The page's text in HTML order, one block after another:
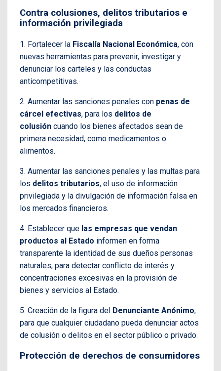
Contra colusiones, delitos tributarios e
información privilegiada
1. Fortalecer la Fiscalía Nacional Económica, con
nuevas herramientas para prevenir, investigar y
denunciar los carteles y las conductas
anticompetitivas.
2. Aumentar las sanciones penales con penas de
cárcel efectivas, para los delitos de
colusión cuando los bienes afectados sean de
primera necesidad, como medicamentos o
alimentos.
3. Aumentar las sanciones penales y las multas para
los delitos tributarios, el uso de información
privilegiada y la divulgación de información falsa en
los mercados financieros.
4. Establecer que las empresas que vendan
productos al Estado informen en forma
transparente la identidad de sus dueños personas
naturales, para detectar conflicto de interés y
concentraciones excesivas en la provisión de
bienes y servicios al Estado.
5. Creación de la figura del Denunciante Anónimo,
para que cualquier ciudadano pueda denunciar actos
de colusión o delitos en el sector público o privado.
Protección de derechos de consumidores